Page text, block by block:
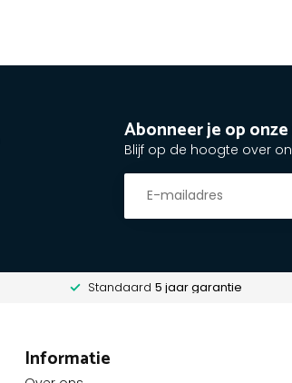
Abonneer je op
Blijf op de hoogte over
Standaard 5 jaar garantie
Informatie